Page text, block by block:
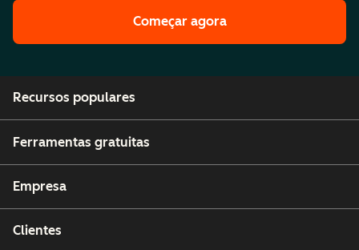
Começar agora
Recursos populares
Ferramentas gratuitas
Empresa
Clientes